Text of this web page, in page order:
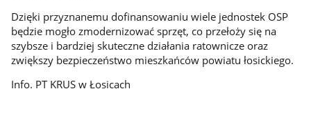
Dzięki przyznanemu dofinansowaniu wiele jednostek OSP
będzie mogło zmodernizować sprzęt, co przełoży się na
szybsze i bardziej skuteczne działania ratownicze oraz
zwiększy bezpieczeństwo mieszkańców powiatu łosickiego.
Info. PT KRUS w Łosicach